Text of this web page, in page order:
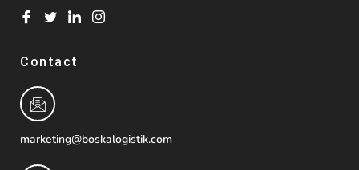
Contact
marketing@boskalogistik.com